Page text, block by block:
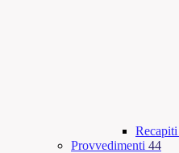
Provvedimenti 44